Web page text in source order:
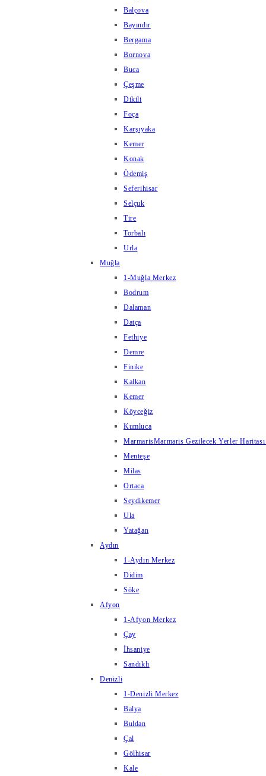
Balçova
Bayındır
Bergama
Bornova
Buca
Çeşme
Dikili
Foça
Karşıyaka
Kemer
Konak
Ödemiş
Seferihisar
Selçuk
Tire
Torbalı
Urla
Muğla
1-Muğla Merkez
Bodrum
Dalaman
Datça
Fethiye
Demre
Finike
Kalkan
Kemer
Köyceğiz
Kumluca
MarmarisMarmaris Gezilecek Yerler
Menteşe
Milas
Ortaca
Seydikemer
Ula
Yatağan
Aydın
1-Aydın Merkez
Didim
Söke
Afyon
1-Afyon Merkez
Çay
İhsaniye
Sandıklı
Denizli
1-Denizli Merkez
Balya
Buldan
Çal
Gölhisar
Kale